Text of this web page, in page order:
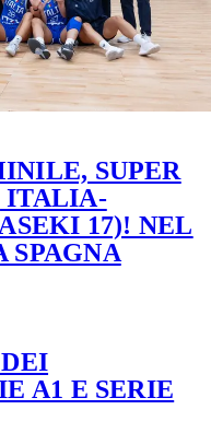
SUPER
ITALIA-
17)! NEL
SPAGNA
A1 E SERIE